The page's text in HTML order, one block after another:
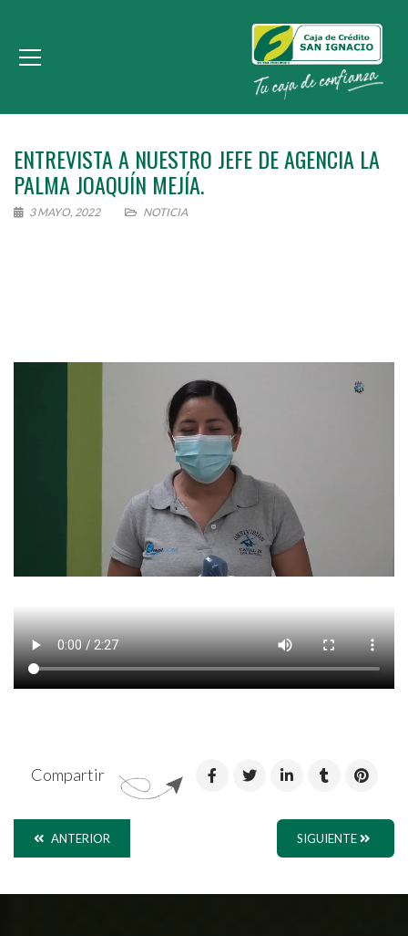
ENTREVISTA A NUESTRO JEFE DE AGENCIA LA
PALMA JOAQUÍN MEJÍA.
3 MAYO, 2022 NOTICIA
Compartir
ANTERIOR SIGUIENTE